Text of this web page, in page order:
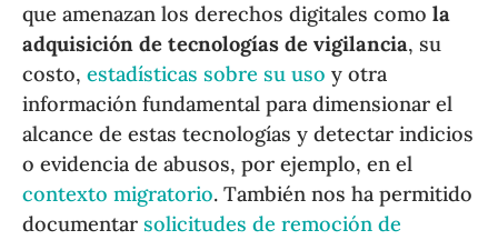
que amenazan los derechos digitales comola
adquisición de tecnologías de vigilancia, su
costo,estadísticas sobre su uso y otra
información fundamental para dimensionar el
alcance de estas tecnologías y detectar indicios
o evidencia de abusos, por ejemplo, en el
contexto migratorio. También nos ha permitido
documentar solicitudes de remoción de